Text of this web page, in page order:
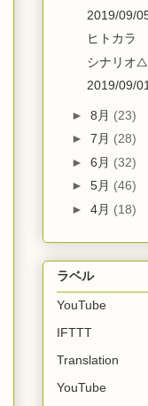
2019/09/
ヒトカラ
シナリオ
2019/09/
►8月 (23)
►7月 (28)
►6月 (32)
►5月 (46)
►4月 (18)
ラベル
YouTube
IFTTT
Translation
YouTube